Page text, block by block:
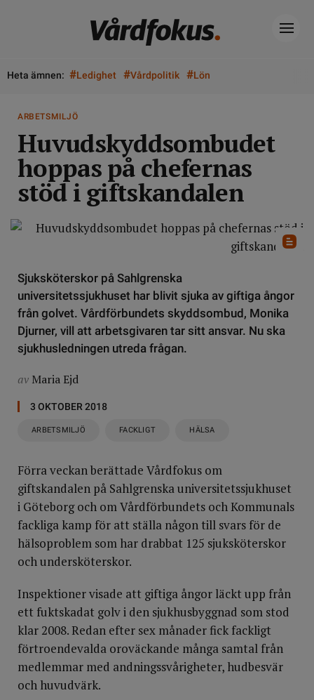
Heta ämnen: #Ledighet #Vårdpolitik #Lön
ARBETSMILJÖ
Huvudskyddsombudet
hoppas på chefernas
stöd i giftskandalen
Sjuksköterskor på Sahlgrenska
universitetssjukhuset har blivit sjuka av giftiga ångor
från golvet. Vårdförbundets skyddsombud, Monika
Djurner, vill att arbetsgivaren tar sitt ansvar. Nu ska
sjukhusledningen utreda frågan.
av Maria Ejd
3 OKTOBER 2018
ARBETSMILJÖ FACKLIGT HÄLSA
Förra veckan berättade Vårdfokus om
giftskandalen på Sahlgrenska universitetssjukhuset
i Göteborg och om Vårdförbundets och Kommunals
fackliga kamp för att ställa någon till svars för de
hälsoproblem som har drabbat 125 sjuksköterskor
och undersköterskor.
Inspektioner visade att giftiga ångor läckt upp från
ett fuktskadat golv i den sjukhusbyggnad som stod
klar 2008. Redan efter sex månader fick fackligt
förtroendevalda oroväckande många samtal från
medlemmar med andningssvårigheter, hudbesvär
och huvudvärk.